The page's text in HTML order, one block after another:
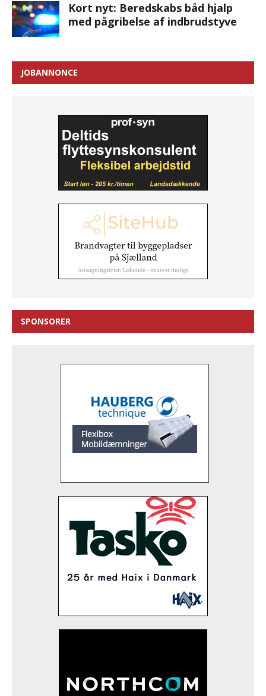
Kort nyt: Beredskabs båd hjalp
med pågribelse af indbrudstyve
JOBANNONCE
SPONSORER